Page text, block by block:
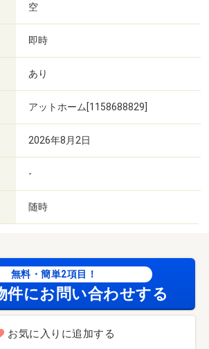
空
即時
あり
アットホーム[1158688829]
2026年8月2日
-
随時
無料・簡単2項目！
件にお問い合わせする
お気に入りに追加する